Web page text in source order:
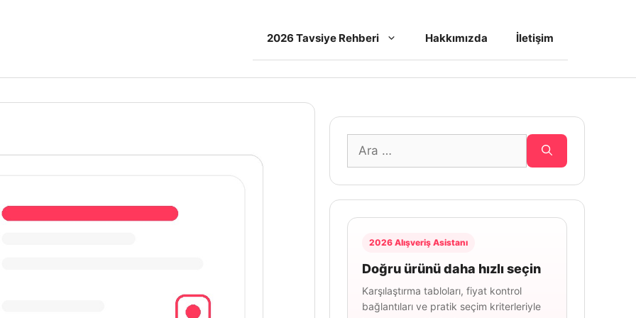
2026 Tavsiye Rehberi Hakkımızda İletişim
için
2026 Alışveriş Asistanı
Doğru ürünü daha hızlı seçin
Karşılaştırma tabloları, fiyat kontrol
bağlantıları ve pratik seçim kriterleriyle